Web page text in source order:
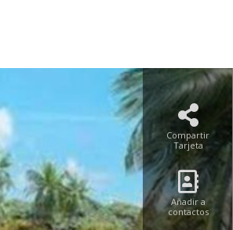
Compartir
Tarjeta
Añadir a
contactos